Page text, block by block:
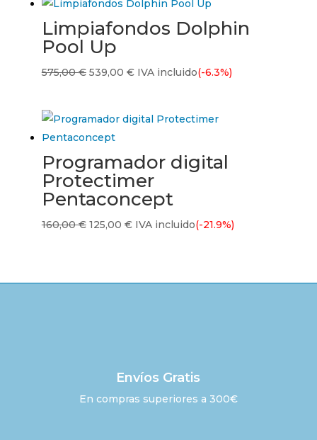
326,00 €.
es:
230,00 €.
Limpiafondos Dolphin
Pool Up
575,00€ El
era:
575,00 €.
539,00 €El
es:
IVA incluido(-6.3%)
Programador digital
Protectimer
Pentaconcept
160,00€ El
125,00 €ElIVA incluido(-21.9%)
Envíos Gratis
En compras superiores a 300€